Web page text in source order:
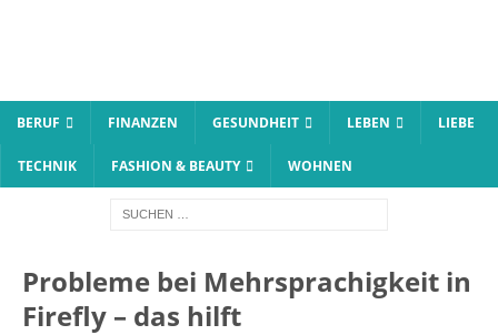
BERUF FINANZEN GESUNDHEIT LEBEN LIEBE
TECHNIK FASHION & BEAUTY WOHNEN
Probleme bei Mehrsprachigkeit in
Firefly – das hilft